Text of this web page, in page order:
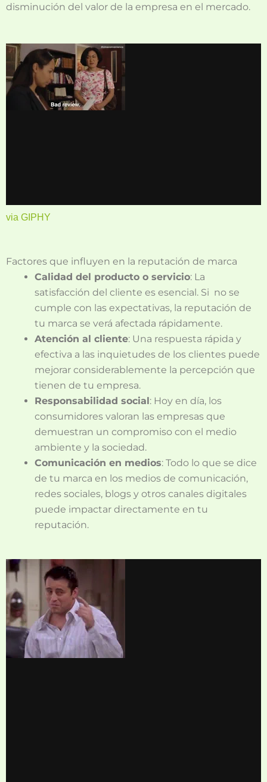
disminución del valor de la empresa en el mercado.
via GIPHY
Factores que influyen en la reputación de marca
Calidad del producto o servicio: La
satisfacción del cliente es esencial. Si no se
cumple con las expectativas, la reputación de
tu marca se verá afectada rápidamente.
Atención al cliente: Una respuesta rápida y
efectiva a las inquietudes de los clientes puede
mejorar considerablemente la percepción que
tienen de tu empresa.
Responsabilidad social: Hoy en día, los
consumidores valoran las empresas que
demuestran un compromiso con el medio
ambiente y la sociedad.
Comunicación en medios: Todo lo que se dice
de tu marca en los medios de comunicación,
redes sociales, blogs y otros canales digitales
puede impactar directamente en tu
reputación.